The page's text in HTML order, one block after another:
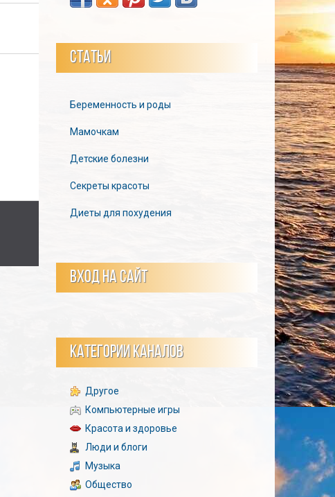
СТАТЬИ
Беременность и роды
Мамочкам
Детские болезни
Секреты красоты
Диеты для похудения
ВХОД НА САЙТ
КАТЕГОРИИ КАНАЛОВ
Другое
Компьютерные игры
Красота и здоровье
Люди и блоги
Музыка
Общество